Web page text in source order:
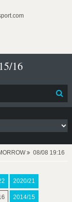
16
08/08 19:16
2020/21
2014/15